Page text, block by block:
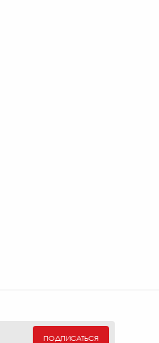
ПОДПИСАТЬСЯ